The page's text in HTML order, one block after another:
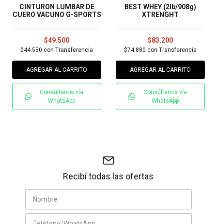
CINTURON LUMBAR DE
CUERO VACUNO G-SPORTS
$49.500
$44.550 con Transferencia
AGREGAR AL CARRITO
Consúltanos vía
WhatsApp
BEST WHEY (2lb/908g)
XTRENGHT
$83.200
$74.880 con Transferencia
AGREGAR AL CARRITO
Consúltanos vía
WhatsApp
Recibí todas las ofertas